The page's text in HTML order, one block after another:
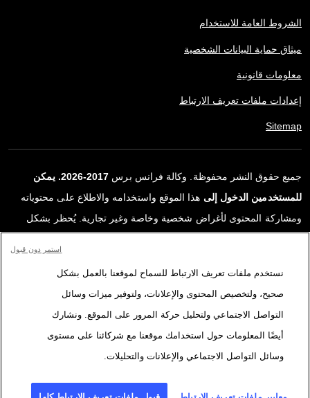
الشروط العامة للاستخدام
ميثاق حماية البيانات الشخصية
معلومات قانونية
إعدادات ملفات تعريف الارتباط
Sitemap
جميع حقوق النشر محفوظة. وكالة فرانس برس
2017-2026. يمكن
للمستخدمين الدخول إلى هذا الموقع واستخدامه والاطلاع على محتوياته
ومشاركة المحتوى لأغراض شخصية وخاصة وغير تجارية. يُحظر بشكل
ترخيص محددة موقعة مع وكالة فرانس برس. المواد والروابط الواردة في
التقارير، والتي لم تنتجها وكالة فرانس برس، مستخدمة فقط وبالقدر
اللازم كعناصر إثبات لمحتوى هذه التقارير. لم تحصل فرانس برس على أي
حقوق من المؤلفين أو مالكي حقوق النشر لهذا المحتوى ولا تتحمّل أي
مسؤوليّة في هذا الصدد. وكالة فرانس برس وشعارها علامتان تجاريتان
نستخدم ملفات تعريف الارتباط للسماح لموقعنا بالعمل بشكل
صحيح، ولتخصيص المحتوى والإعلانات، ولتوفير ميزات وسائل
التواصل الاجتماعي ولتحليل حركة المرور على الموقع. ونشارك
أيضًا المعلومات حول استخدامك موقعنا مع شركائنا على مستوى
وسائل التواصل الاجتماعي والإعلانات والتحليلات.
استمر دون قبول